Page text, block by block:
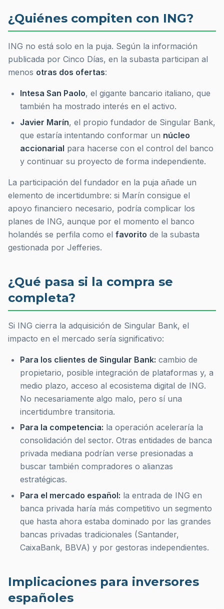
¿Quiénes compiten con ING?
ING no está solo en la puja. Según la información
publicada por Cinco Días, en la subasta participan al
menos otras dos ofertas:
Intesa San Paolo, el gigante bancario italiano, que
también ha mostrado interés en el activo.
Javier Marín, el propio fundador de Singular Bank,
que estaría intentando conformar un núcleo
accionarial para hacerse con el control del banco
y continuar su proyecto de forma independiente.
La participación del fundador en la puja añade un
elemento de incertidumbre: si Marín consigue el
apoyo financiero necesario, podría complicar los
planes de ING, aunque por el momento el banco
holandés se perfila como el favorito de la subasta
gestionada por Jefferies.
¿Qué pasa si la compra se
completa?
Si ING cierra la adquisición de Singular Bank, el
impacto en el mercado sería significativo:
Para los clientes de Singular Bank: cambio de
propietario, posible integración de plataformas y, a
medio plazo, acceso al ecosistema digital de ING.
No necesariamente algo malo, pero sí una
incertidumbre transitoria.
Para la competencia: la operación aceleraría la
consolidación del sector. Otras entidades de banca
privada mediana podrían verse presionadas a
buscar también compradores o alianzas
estratégicas.
Para el mercado español: la entrada de ING en
banca privada haría más competitivo un segmento
que hasta ahora estaba dominado por las grandes
bancas privadas tradicionales (Santander,
CaixaBank, BBVA) y por gestoras independientes.
Implicaciones para inversores
españoles